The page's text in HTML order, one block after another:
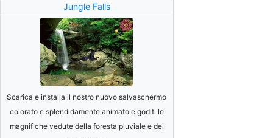
Jungle Falls
Scarica e installa il nostro nuovo salvaschermo
colorato e splendidamente animato e goditi le
magnifiche vedute della foresta pluviale e dei